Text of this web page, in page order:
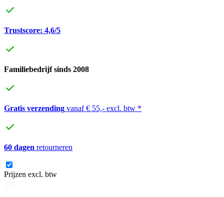
Trustscore: 4,6/5
Familiebedrijf sinds 2008
Gratis verzending vanaf € 55,- excl. btw *
60 dagen retourneren
Prijzen excl. btw